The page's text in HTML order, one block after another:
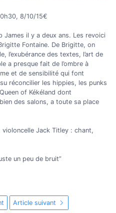
8/10/15€
James il y a deux ans. Les revoici
Fontaine. De Brigitte, on
l’exubérance des textes, l’art de
a presque fait de l’ombre à
et de sensibilité qui font
réconcilier les hippies, les punks
of Kékéland dont
des salons, a toute sa place
violoncelle Jack Titley : chant,
un peu de bruit”
Article suivant